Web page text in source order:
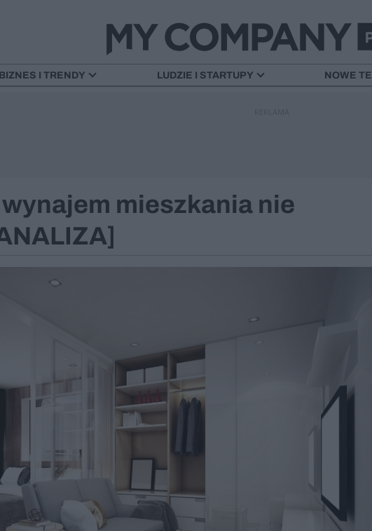
BIZNES I TRENDY LUDZIE I STARTUPY NOWE
mieszkania nie